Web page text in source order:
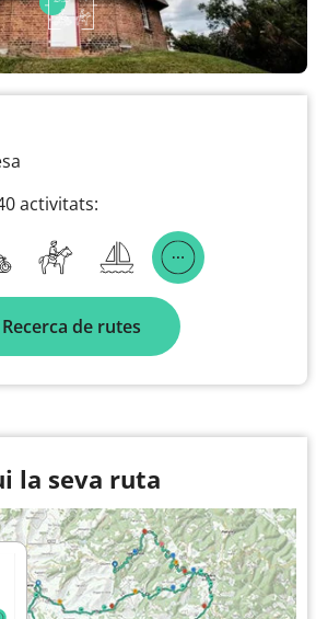
activitats:
Recerca de rutes
la seva ruta